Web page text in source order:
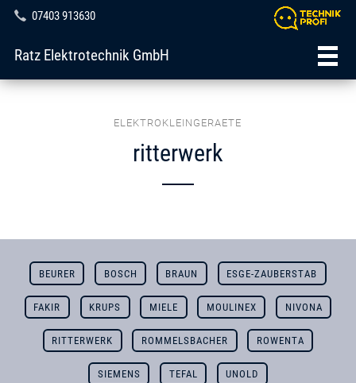
07403 913630
Ratz Elektrotechnik GmbH
ELEKTROKLEINGERAETE
ritterwerk
BEURER BOSCH BRAUN ESGE-ZAUBERSTAB
FAKIR KRUPS MIELE MOULINEX NIVONA
RITTERWERK ROMMELSBACHER ROWENTA
SIEMENS TEFAL UNOLD